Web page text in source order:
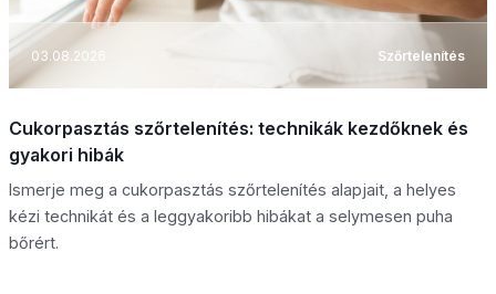
03.08.2026 Szőrtelenítés
Cukorpasztás szőrtelenítés: technikák kezdőknek és
gyakori hibák
Ismerje meg a cukorpasztás szőrtelenítés alapjait, a helyes
kézi technikát és a leggyakoribb hibákat a selymesen puha
bőrért.